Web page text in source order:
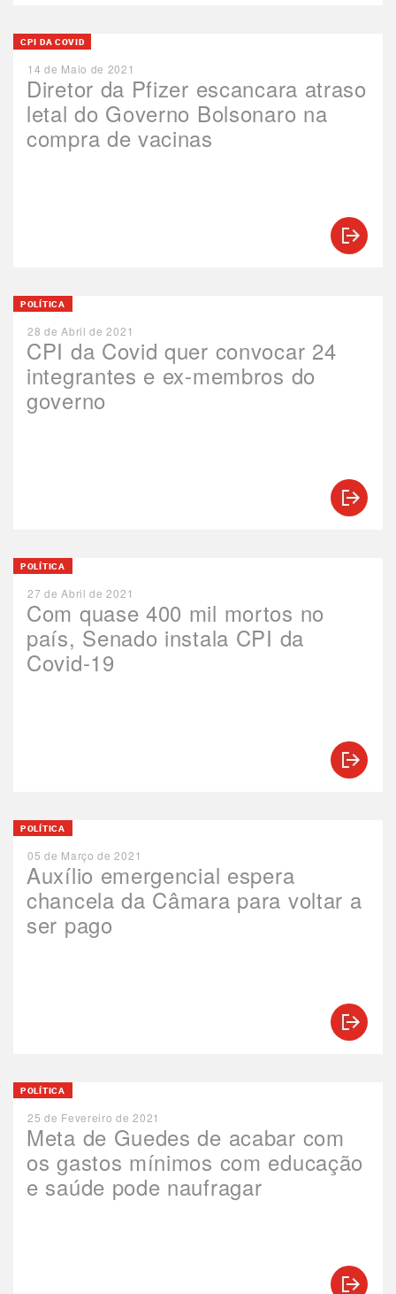
Diretor da Pfizer escancara atraso
letal do Governo Bolsonaro na
compra de vacinas
CPI DA COVID
14 de Maio de 2021
CPI da Covid quer convocar 24
integrantes e ex-membros do
governo
POLÍTICA
28 de Abril de 2021
Com quase 400 mil mortos no
país, Senado instala CPI da
Covid-19
POLÍTICA
27 de Abril de 2021
Auxílio emergencial espera
chancela da Câmara para voltar a
ser pago
POLÍTICA
05 de Março de 2021
Meta de Guedes de acabar com
os gastos mínimos com educação
e saúde pode naufragar
POLÍTICA
25 de Fevereiro de 2021